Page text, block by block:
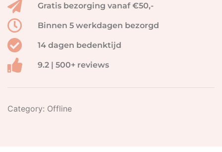
Gratis bezorging vanaf €50,-
Binnen 5 werkdagen bezorgd
14 dagen bedenktijd
9.2 | 500+ reviews
Category: Offline